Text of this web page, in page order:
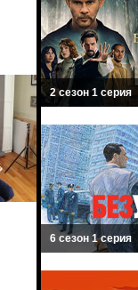
2 сезон 1 серия
6 сезон 1 серия